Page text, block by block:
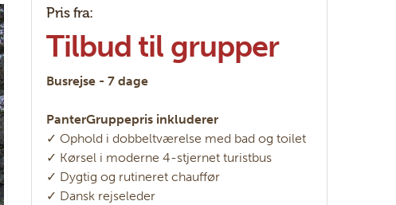
Pris fra:
Tilbud til grupper
Busrejse - 7 dage
PanterGruppepris inkluderer
✓ Ophold i dobbeltværelse med bad og toilet
✓ Kørsel i moderne 4-stjernet turistbus
✓ Dygtig og rutineret chauffør
✓ Dansk rejseleder